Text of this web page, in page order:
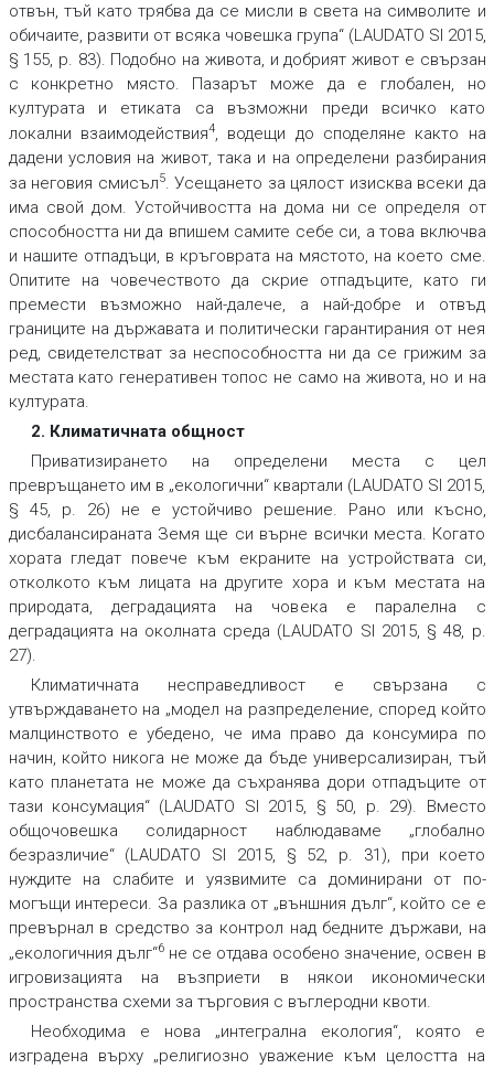
отвън, тъй като трябва да се мисли в света на символите и
обичаите, развити от всяка човешка група“ (LAUDATO SI 2015,
§ 155, p. 83). Подобно на живота, и добрият живот е свързан
с конкретно място. Пазарът може да е глобален, но
културата и етиката са възможни преди всичко като
локални взаимодействия4, водещи до споделяне както на
дадени условия на живот, така и на определени разбирания
за неговия смисъл5. Усещането за цялост изисква всеки да
има свой дом. Устойчивостта на дома ни се определя от
способността ни да впишем самите себе си, а това включва
и нашите отпадъци, в кръговрата на мястото, на което сме.
Опитите на човечеството да скрие отпадъците, като ги
премести възможно най-далече, а най-добре и отвъд
границите на държавата и политически гарантирания от нея
ред, свидетелстват за неспособността ни да се грижим за
местата като генеративен топос не само на живота, но и на
културата.
2. Климатичната общност
Приватизирането на определени места с цел
превръщането им в „екологични“ квартали (LAUDATO SI 2015,
§ 45, p. 26) не е устойчиво решение. Рано или късно,
дисбалансираната Земя ще си върне всички места. Когато
хората гледат повече към екраните на устройствата си,
отколкото към лицата на другите хора и към местата на
природата, деградацията на човека е паралелна с
деградацията на околната среда (LAUDATO SI 2015, § 48, p.
27).
Климатичната несправедливост е свързана с
утвърждаването на „модел на разпределение, според който
малцинството е убедено, че има право да консумира по
начин, който никога не може да бъде универсализиран, тъй
като планетата не може да съхранява дори отпадъците от
тази консумация“ (LAUDATO SI 2015, § 50, p. 29). Вместо
общочовешка солидарност наблюдаваме „глобално
безразличие“ (LAUDATO SI 2015, § 52, p. 31), при което
нуждите на слабите и уязвимите са доминирани от по-
могъщи интереси. За разлика от „външния дълг“, който се е
превърнал в средство за контрол над бедните държави, на
„екологичния дълг“6не се отдава особено значение, освен в
игровизацията на възприети в някои икономически
пространства схеми за търговия с въглеродни квоти.
Необходима е нова „интегрална екология“, която е
изградена върху „религиозно уважение към целостта на